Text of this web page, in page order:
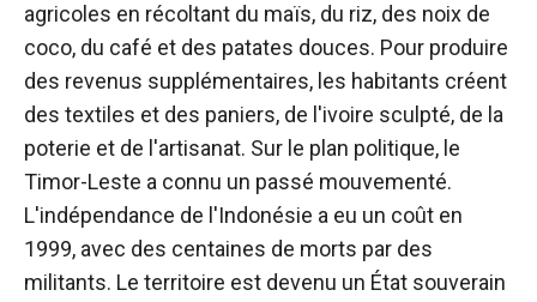
agricoles en récoltant du maïs, du riz, des noix de
coco, du café et des patates douces. Pour produire
des revenus supplémentaires, les habitants créent
des textiles et des paniers, de l'ivoire sculpté, de la
poterie et de l'artisanat. Sur le plan politique, le
Timor-Leste a connu un passé mouvementé.
L'indépendance de l'Indonésie a eu un coût en
1999, avec des centaines de morts par des
militants. Le territoire est devenu un État souverain